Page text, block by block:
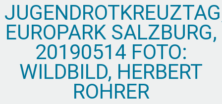
EUROPARK SALZBURG,
20190514 FOTO:
WILDBILD, HERBERT
ROHRER